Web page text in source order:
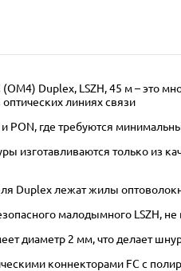
(OM4) Duplex, LSZH, 45 м – это
линиях связи
PON, где требуются
изготавливаются только из
Duplex лежат жилы
малодымного LSZH,
диаметр 2 мм, что делает
коннекторами FC с